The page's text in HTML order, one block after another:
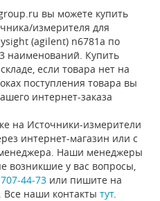
вы можете купить
измерителя для
(agilent) n6781a по
наименований. Купить
если товара нет на
поступления товара вы
интернет-заказа
на Источники-измерители
интернет-магазин или с
Наши менеджеры
возникшие у вас вопросы,
44-73 или пишите на
. Все наши контакты тут.